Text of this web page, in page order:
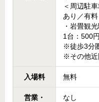
＜周辺駐車
あり／有料
・岩畳観
1台：500円
※徒歩3分
※その他近
入場料 無料
営業・
なし